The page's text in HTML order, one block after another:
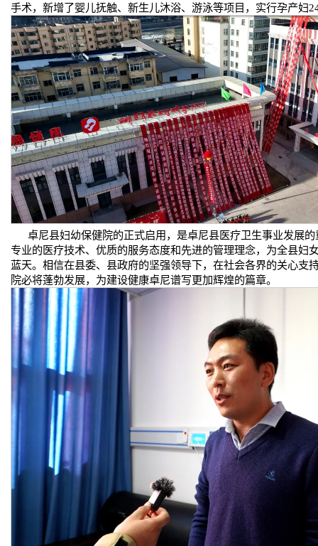
手术，新增了婴‎儿抚‎触、‎新生‎儿沐‎浴、‎游泳‎等项‎目，实行孕产‎妇‎
卓尼县妇幼保健院的正式启用，是卓尼县医疗卫生事业发展
专业的医疗技术、优质的服务态度和先进的管理理念，为全县妇
蓝天。相信在县委、县政府的坚强领导下，在社会各界的关心支
院必将蓬勃发展，为建设健康卓尼谱写更加辉煌的篇章。